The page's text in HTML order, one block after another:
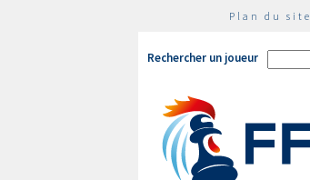
Plan du site
Rechercher un joueur